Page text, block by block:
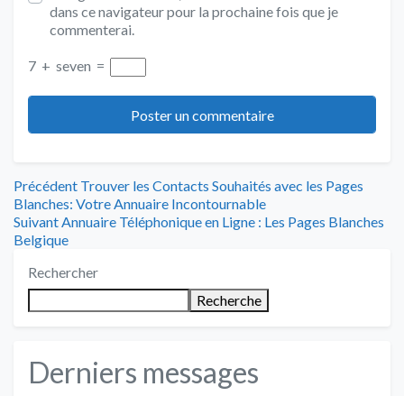
dans ce navigateur pour la prochaine fois que je
commenterai.
7 + seven =
Navigation
de
l’article
Précédent Article
précédent
:
Trouver les Contacts Souhaités avec les Pages
Blanches: Votre Annuaire Incontournable
Suivant Article
suivant
Annuaire Téléphonique en Ligne : Les Pages Blanches
Belgique
Rechercher
Recherche
Derniers messages